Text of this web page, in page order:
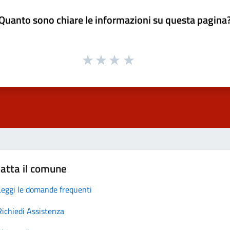
sono chiare le informazioni su questa
il comune
le domande frequenti
Assistenza